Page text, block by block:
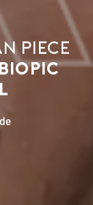
Piece
biopic